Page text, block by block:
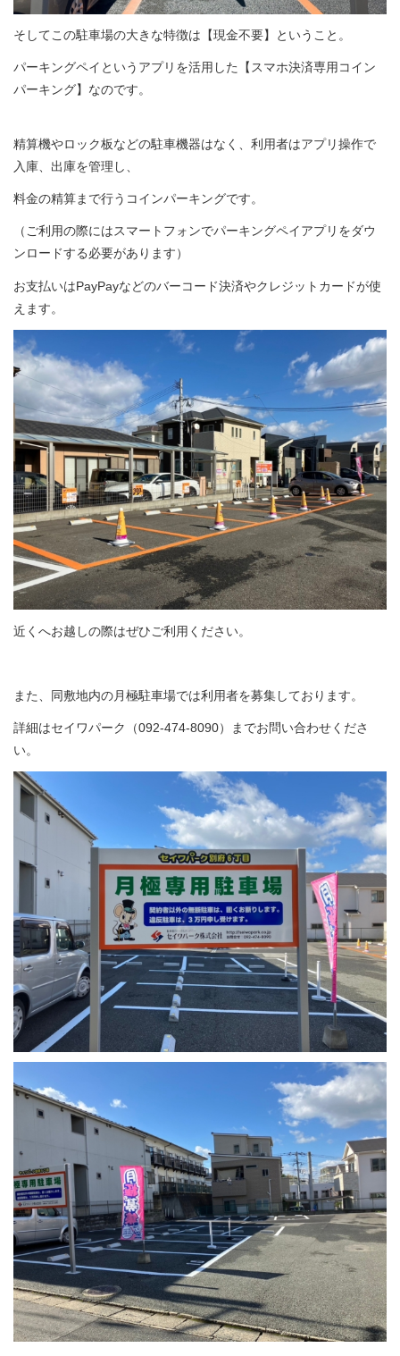
ブログ＆コラム
物件一覧
そしてこの駐車場の大きな特徴は【現金不要】ということ。
パーキングペイというアプリを活用した【スマホ決済専用コイン
パーキング】なのです。
精算機やロック板などの駐車機器はなく、 利用者はアプリ操作で
入庫、出庫を管理し、
料金の精算まで行う コインパーキングです。
（ご利用の際にはスマートフォンでパーキングペイアプリをダウ
ンロードする必要があります）
お支払いはPayPayなどのバーコード決済やクレジットカードが使
えます。
近くへお越しの際はぜひご利用ください。
また、同敷地内の月極駐車場では利用者を募集しております。
詳細はセイワパーク（092-474-8090）までお問い合わせくださ
い。